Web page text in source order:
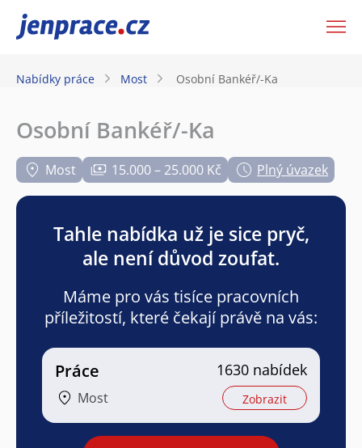
JenPráce.cz
Nabídky práce Most Osobní Bankéř/-Ka
Osobní Bankéř/-Ka
Most 15.000 – 25.000 Kč Plný úvazek
Tahle nabídka už je sice pryč,
ale není důvod zoufat.
Máme pro vás tisíce pracovních
příležitostí, které čekají právě na vás:
Práce
Most
1630 nabídek
Zobrazit